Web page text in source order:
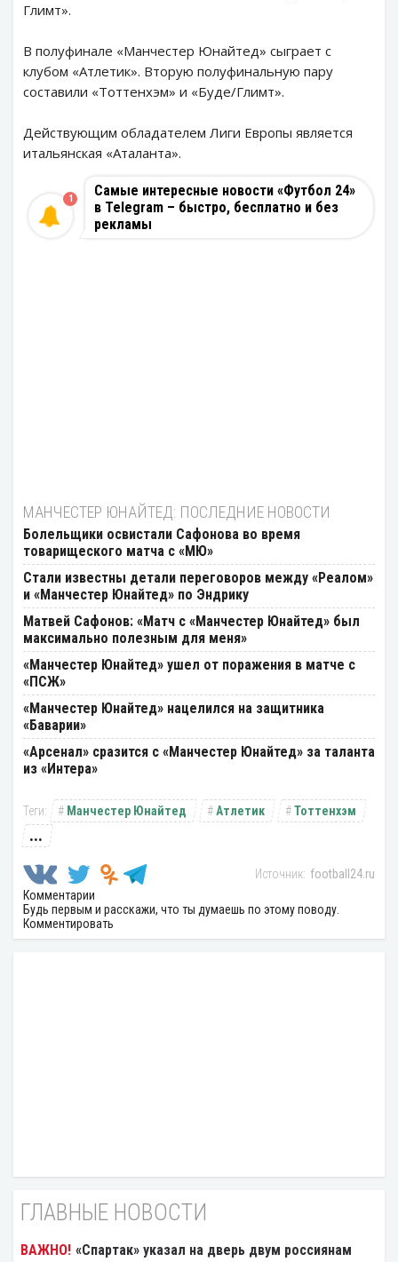
Глимт».
В полуфинале «Манчестер Юнайтед» сыграет с
клубом «Атлетик». Вторую полуфинальную пару
составили «Тоттенхэм» и «Буде/Глимт».
Действующим обладателем Лиги Европы является
итальянская «Аталанта».
Самые интересные новости «Футбол 24»
в Telegram – быстро, бесплатно и без
рекламы
1
МАНЧЕСТЕР ЮНАЙТЕД: ПОСЛЕДНИЕ НОВОСТИ
Болельщики освистали Сафонова во время
товарищеского матча с «МЮ»
Стали известны детали переговоров между «Реалом»
и «Манчестер Юнайтед» по Эндрику
Матвей Сафонов: «Матч с «Манчестер Юнайтед» был
максимально полезным для меня»
«Манчестер Юнайтед» ушел от поражения в матче с
«ПСЖ»
«Манчестер Юнайтед» нацелился на защитника
«Баварии»
«Арсенал» сразится с «Манчестер Юнайтед» за таланта
из «Интера»
Манчестер Юнайтед Атлетик Тоттенхэм
...
football24.ru
Комментарии
Будь первым и расскажи, что ты думаешь по этому поводу.
Комментировать
ГЛАВНЫЕ НОВОСТИ
«Спартак» указал на дверь двум россиянам